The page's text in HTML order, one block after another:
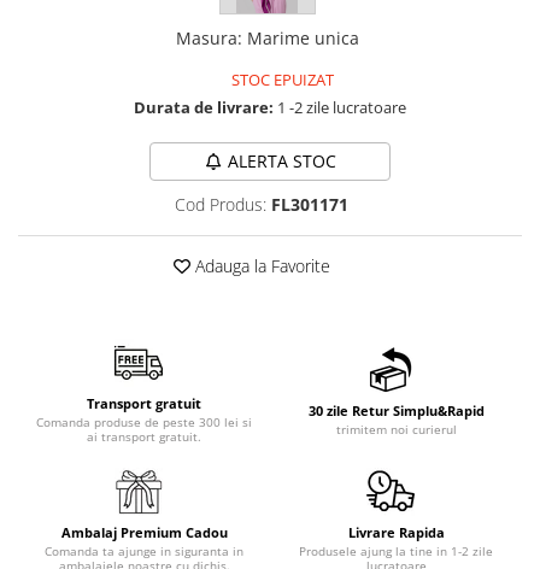
Masura: Marime unica
STOC EPUIZAT
Durata de livrare: 1 -2 zile lucratoare
ALERTA STOC
Cod Produs: FL301171
Adauga la Favorite
Transport gratuit
Comanda produse de peste 300 lei si
ai transport gratuit.
30 zile Retur Simplu&Rapid
trimitem noi curierul
Ambalaj Premium Cadou
Comanda ta ajunge in siguranta in
ambalajele noastre cu dichis.
Livrare Rapida
Produsele ajung la tine in 1-2 zile
lucratoare